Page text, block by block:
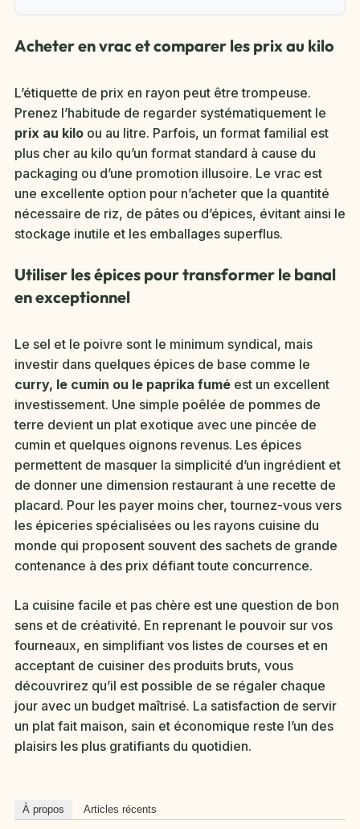
Acheter en vrac et comparer les prix au kilo
L’étiquette de prix en rayon peut être trompeuse.
Prenez l’habitude de regarder systématiquement le
prix au kilo ou au litre. Parfois, un format familial est
plus cher au kilo qu’un format standard à cause du
packaging ou d’une promotion illusoire. Le vrac est
une excellente option pour n’acheter que la quantité
nécessaire de riz, de pâtes ou d’épices, évitant ainsi le
stockage inutile et les emballages superflus.
Utiliser les épices pour transformer le banal
en exceptionnel
Le sel et le poivre sont le minimum syndical, mais
investir dans quelques épices de base comme le
curry, le cumin ou le paprika fumé est un excellent
investissement. Une simple poêlée de pommes de
terre devient un plat exotique avec une pincée de
cumin et quelques oignons revenus. Les épices
permettent de masquer la simplicité d’un ingrédient et
de donner une dimension restaurant à une recette de
placard. Pour les payer moins cher, tournez-vous vers
les épiceries spécialisées ou les rayons cuisine du
monde qui proposent souvent des sachets de grande
contenance à des prix défiant toute concurrence.
La cuisine facile et pas chère est une question de bon
sens et de créativité. En reprenant le pouvoir sur vos
fourneaux, en simplifiant vos listes de courses et en
acceptant de cuisiner des produits bruts, vous
découvrirez qu’il est possible de se régaler chaque
jour avec un budget maîtrisé. La satisfaction de servir
un plat fait maison, sain et économique reste l’un des
plaisirs les plus gratifiants du quotidien.
À propos Articles récents